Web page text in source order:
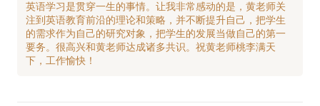
英语学习是贯穿一生的事情。让我非常感动的是，黄老师关
注到英语教育前沿的理论和策略，并不断提升自己，把学生
的需求作为自己的研究对象，把学生的发展当做自己的第一
要务。很高兴和黄老师达成诸多共识。祝黄老师桃李满天